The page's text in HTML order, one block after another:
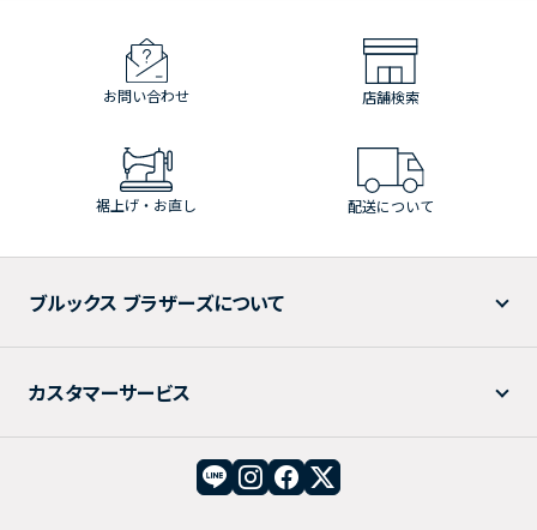
お問い合わせ 店舗検索
裾上げ・お直し 配送について
ブルックス ブラザーズについて
カスタマーサービス